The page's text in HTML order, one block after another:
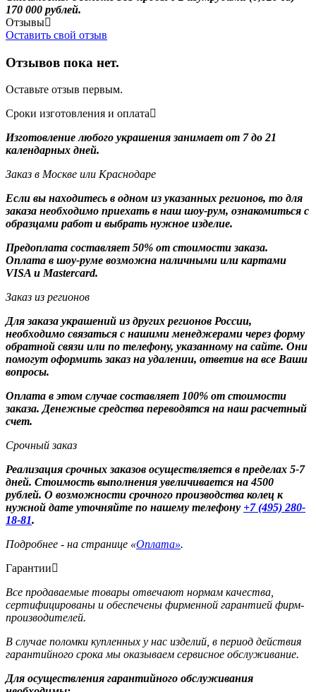
170 000 рублей.
Отзывы
Оставить свой отзыв
Отзывов пока нет.
Оставьте отзыв первым.
Сроки изготовления и оплата
Изготовление любого украшения занимает от 7 до 21
календарных дней.
Заказ в Москве или Краснодаре
Если вы находитесь в одном из указанных регионов, то для
заказа необходимо приехать в наш шоу-рум, ознакомиться с
образцами работ и выбрать нужное изделие.
Предоплата составляет 50% от стоимости заказа.
Оплата в шоу-руме возможна наличными или картами
VISA и Mastercard.
Заказ из регионов
Для заказа украшений из других регионов России,
необходимо связаться с нашими менеджерами через форму
обратной связи или по телефону, указанному на сайте. Они
помогут оформить заказ на удалении, ответив на все Ваши
вопросы.
Оплата в этом случае составляет 100% от стоимости
заказа. Денежные средства переводятся на наш расчетный
счет.
Срочный заказ
Реализация срочных заказов осуществляется в пределах 5-7
дней. Стоимость выполнения увеличивается на 4500
рублей. О возможности срочного производства колец к
нужной дате уточняйте по нашему телефону +7 (495) 280-
18-81.
Подробнее - на странице «Оплата».
Гарантии
Все продаваемые товары отвечают нормам качества,
сертифицированы и обеспечены фирменной гарантией фирм-
производителей.
В случае поломки купленных у нас изделий, в период действия
гарантийного срока мы оказываем сервисное обслуживание.
Для осуществления гарантийного обслуживания